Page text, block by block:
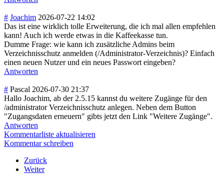
# Joachim 2026-07-22 14:02
Das ist eine wirklich tolle Erweiterung, die ich mal allen empfehlen
kann! Auch ich werde etwas in die Kaffeekasse tun.
Dumme Frage: wie kann ich zusätzliche Admins beim
Verzeichnisschutz anmelden (/Administrator-Verzeichnis)? Einfach
einen neuen Nutzer und ein neues Passwort eingeben?
Antworten
# Pascal 2026-07-30 21:37
Hallo Joachim, ab der 2.5.15 kannst du weitere Zugänge für den
/administrator Verzeichnisschutz anlegen. Neben dem Button
"Zugangsdaten erneuern" gibts jetzt den Link "Weitere Zugänge".
Antworten
Kommentarliste aktualisieren
Kommentar schreiben
Zurück
Weiter